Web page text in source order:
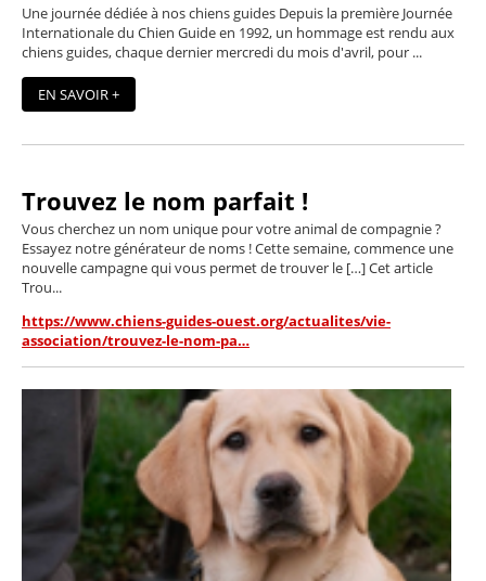
Une journée dédiée à nos chiens guides Depuis la première Journée
Internationale du Chien Guide en 1992, un hommage est rendu aux
chiens guides, chaque dernier mercredi du mois d'avril, pour ...
EN SAVOIR +
Trouvez le nom parfait !
Vous cherchez un nom unique pour votre animal de compagnie ?
Essayez notre générateur de noms ! Cette semaine, commence une
nouvelle campagne qui vous permet de trouver le […] Cet article
Trou...
https://www.chiens-guides-ouest.org/actualites/vie-
association/trouvez-le-nom-pa…